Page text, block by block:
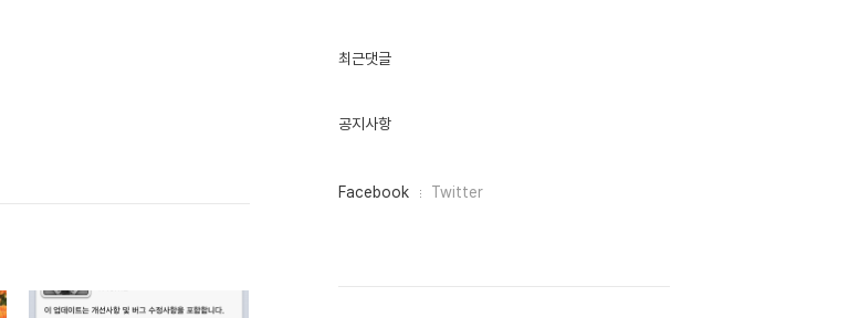
인
최근댓글
공지사항
페
Facebook Twitter